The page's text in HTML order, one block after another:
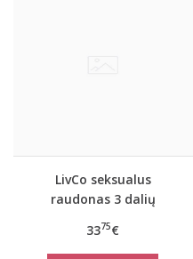
LivCo seksualus
raudonas 3 dalių
3375€